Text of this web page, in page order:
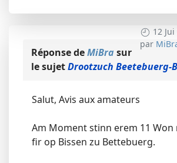
12
par
Réponse deMiBra sur
le sujetDrootzuch Beetebuerg-
Salut, Avis aux amateurs
Am Moment stinn erem 11
fir op Bissen zu Bettebuerg.